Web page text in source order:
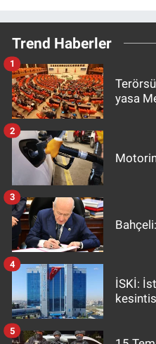
Trend Haberler
yasa
1
2
3
İSKİ:
4
5